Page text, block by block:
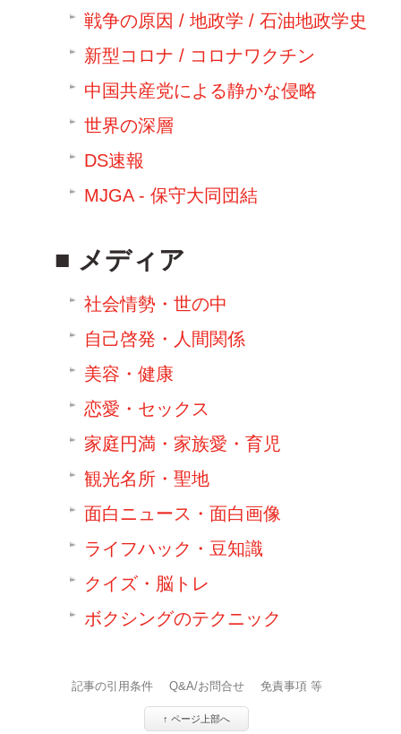
戦争の原因 / 地政学 / 石油地政学史
新型コロナ / コロナワクチン
中国共産党による静かな侵略
世界の深層
DS速報
MJGA - 保守大同団結
メディア
社会情勢・世の中
自己啓発・人間関係
美容・健康
恋愛・セックス
家庭円満・家族愛・育児
観光名所・聖地
面白ニュース・面白画像
ライフハック・豆知識
クイズ・脳トレ
ボクシングのテクニック
記事の引用条件 Q&A/お問合せ 免責事項 等
↑ ページ上部へ